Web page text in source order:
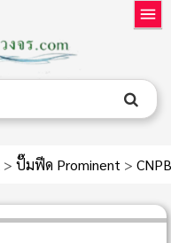
> ปั๊มฟีด Prominent >